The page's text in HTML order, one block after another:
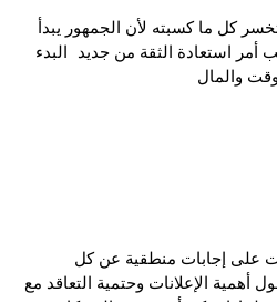
ما كسبته لأن الجمهور يبدأ
استعادة الثقة من جديد البدء
والمال
إجابات منطقية عن كل
الإعلانات وحتمية التعاقد مع